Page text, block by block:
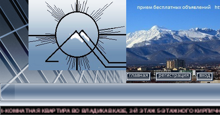
главная регистрация вход
КВАРТИРА ВО ВЛАДИКАВКАЗЕ, 3-Й ЭТАЖ 5-ЭТАЖНОГО